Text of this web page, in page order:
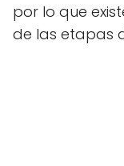
por lo que
de las etapas